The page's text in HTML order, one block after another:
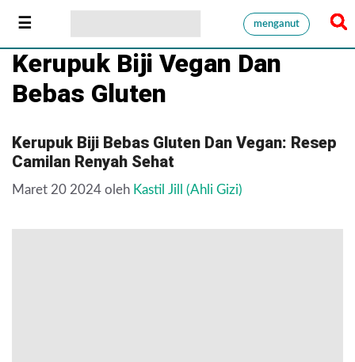
menganut
Kerupuk Biji Vegan Dan
Bebas Gluten
Kerupuk Biji Bebas Gluten Dan Vegan: Resep
Camilan Renyah Sehat
Maret 20 2024 oleh Kastil Jill (Ahli Gizi)